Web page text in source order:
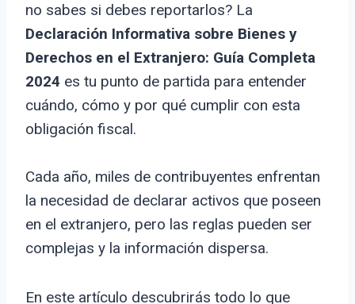
no sabes si debes reportarlos? La
Declaración Informativa sobre Bienes y
Derechos en el Extranjero: Guía Completa
2024 es tu punto de partida para entender
cuándo, cómo y por qué cumplir con esta
obligación fiscal.
Cada año, miles de contribuyentes enfrentan
la necesidad de declarar activos que poseen
en el extranjero, pero las reglas pueden ser
complejas y la información dispersa.
En este artículo descubrirás todo lo que